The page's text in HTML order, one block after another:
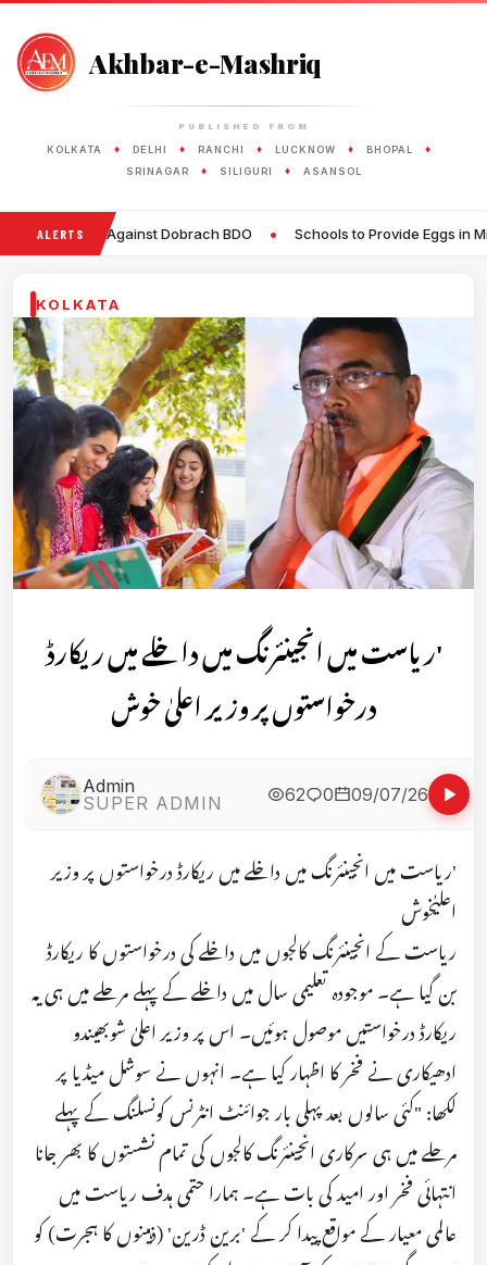
Akhbar-e-Mashriq
PUBLISHED FROM
KOLKATA ♦ DELHI ♦ RANCHI ♦ LUCKNOW ♦ BHOPAL ♦
SRINAGAR ♦ SILIGURI ♦ ASANSOL
ALERTS
Dobrach BDO • Schools to Provide Eggs in Mid-Day Meals
KOLKATA
'ریاست میں انجینئرنگ میں داخلے میں ریکارڈ
درخواستوں پر وزیر اعلیٰ خوش
Admin
SUPER ADMIN
62 0 09/07/26
'ریاست میں انجینئرنگ میں داخلے میں ریکارڈ درخواستوں پر وزیر
اعلیٰخوش
ریاست کے انجینئرنگ کالجوں میں داخلے کی درخواستوں کا ریکارڈ
بن گیا ہے۔ موجودہ تعلیمی سال میں داخلے کے پہلے مرحلے میں ہی یہ
ریکارڈ درخواستیں موصول ہوئیں۔ اس پر وزیر اعلیٰ شوبھیندو
ادھیکاری نے فخر کا اظہار کیا ہے۔ انہوں نے سوشل میڈیا پر
لکھا: "کئی سالوں بعد پہلی بار جوائنٹ انٹرنس کونسلنگ کے پہلے
مرحلے میں ہی سرکاری انجینئرنگ کالجوں کی تمام نشستوں کا بھر جانا
انتہائی فخر اور امید کی بات ہے۔ ہمارا حتمی ہدف ریاست میں
عالمی معیار کے مواقع پیدا کر کے 'برین ڈرین' (ذہینوں کا ہجرت) کو